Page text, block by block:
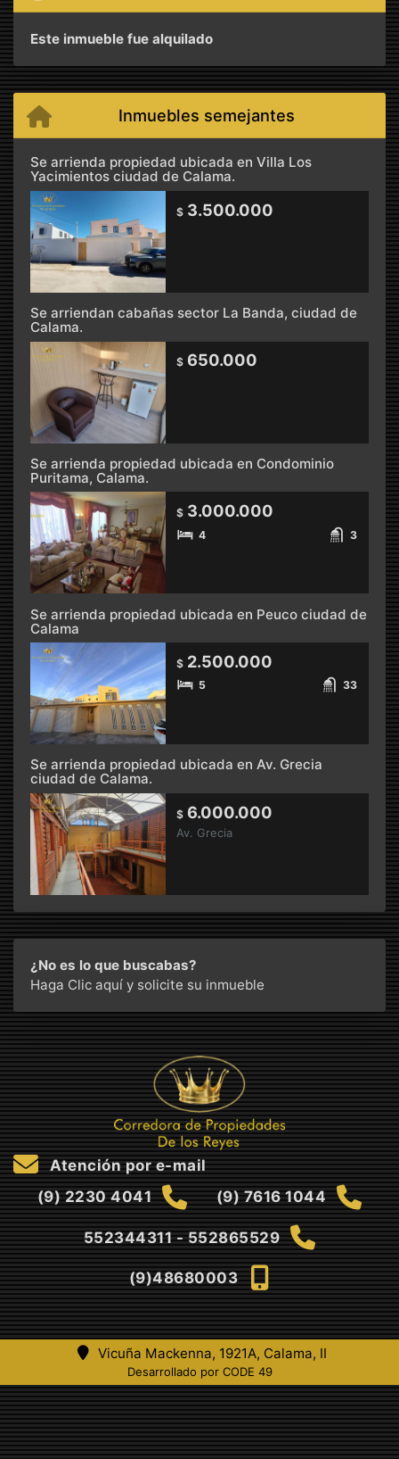
Este inmueble fue alquilado
Inmuebles semejantes
Se arrienda propiedad ubicada en Villa Los
Yacimientos ciudad de Calama.
$ 3.500.000
Se arriendan cabañas sector La Banda, ciudad de
Calama.
$ 650.000
Se arrienda propiedad ubicada en Condominio
Puritama, Calama.
$ 3.000.000
4 3
Se arrienda propiedad ubicada en Peuco ciudad de
Calama
$ 2.500.000
5 33
Se arrienda propiedad ubicada en Av. Grecia
ciudad de Calama.
$ 6.000.000
Av. Grecia
¿No es lo que buscabas?
Haga Clic aquí y solicite su inmueble
Atención por e-mail
(9) 2230 4041
(9) 7616 1044
552344311 - 552865529
(9)48680003
Vicuña Mackenna, 1921A, Calama, II
Desarrollado por CODE 49